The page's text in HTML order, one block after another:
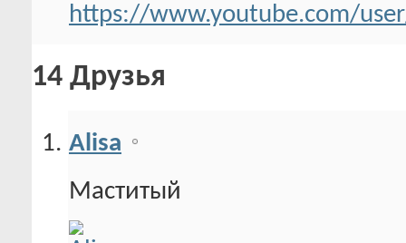
https://www.youtube.com/
14 Друзья
Alisa
Маститый